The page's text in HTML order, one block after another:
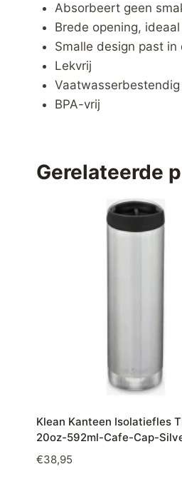
Absorbeert geen
Brede opening,
Smalle design past
Lekvrij
BPA-vrij
Gerelateerde
Klean Kanteen Isolatiefles
20oz-592ml-Cafe-Cap-
€38,95